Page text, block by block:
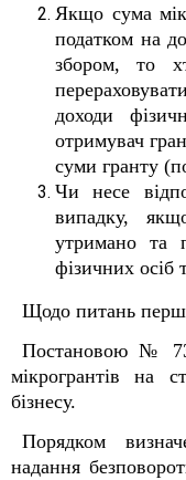
Якщо сума
податком на
збором, то
доходи
отримувач
суми гранту
Чи несе
випадку,
утримано та
фізичних осіб
Щодо питань
Постановою №
мікрогрантів на
бізнесу.
Порядком
надання